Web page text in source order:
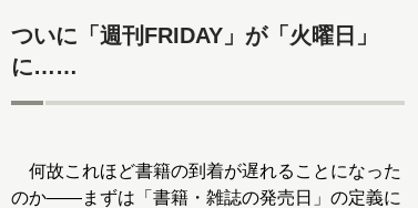
ついに「週刊FRIDAY」が「火曜日」
に……
何故これほど書籍の到着が遅れることになった
のか――まずは「書籍・雑誌の発売日」の定義に